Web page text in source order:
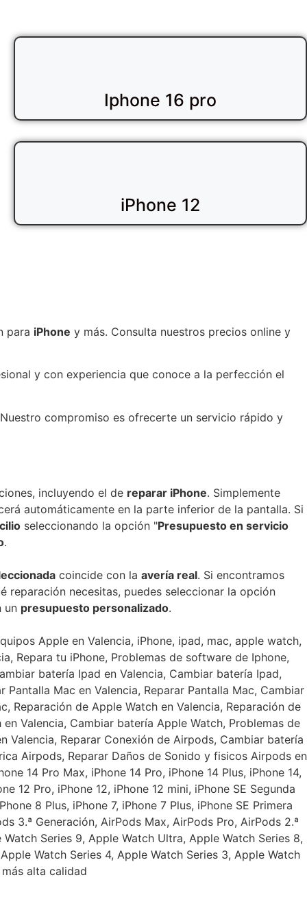
Iphone 16 pro
iPhone 12
para iPhone y más. Consulta nuestros precios online y
y con experiencia que conoce a la perfección el
compromiso es ofrecerte un servicio rápido y
incluyendo el de reparar iPhone. Simplemente
automáticamente en la parte inferior de la pantalla. Si
seleccionando la opción "Presupuesto en servicio
.
coincide con la avería real. Si encontramos
reparación necesitas, puedes seleccionar la opción
un presupuesto personalizado.